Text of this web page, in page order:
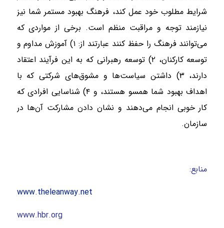
شرایط مطلوب خود عمل کند، فرهنگ بهبود مستمر شما نیز
نیازمند توجه و مراقبت منظم است. برخی از مواردی که
می‌توانند فرهنگ را حفظ کنند عبارتند از: ۱) آموزش مداوم و
توسعه کارکنان، ۲) توسعه رهبرانی که به این فرآیند اعتقاد
دارند، ۳) داشتن سیاست‌ها و مشوق‌های شرکتی که با
اهداف بهبود شما همسو هستند، و ۴) شناسایی افرادی که
کار خوبی انجام می‌دهند و نشان دادن مشارکت آن‌ها در
سازمان.
منابع:
www.theleanway.net
www.hbr.org